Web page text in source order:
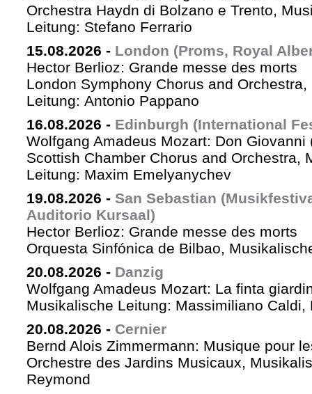
Orchestra Haydn di Bolzano e Trento,
Leitung: Stefano Ferrario
15.08.2026 - London (Proms, Royal
Hector Berlioz: Grande messe des morts
London Symphony Chorus and
Leitung: Antonio Pappano
16.08.2026 - Edinburgh (International
Wolfgang Amadeus Mozart: Don Giovanni
Scottish Chamber Chorus and Orchestra,
Leitung: Maxim Emelyanychev
19.08.2026 - San Sebastian
Auditorio Kursaal)
Hector Berlioz: Grande messe des morts
Orquesta Sinfónica de Bilbao,
20.08.2026 - Danzig
Wolfgang Amadeus Mozart: La finta
Musikalische Leitung: Massimiliano Caldi,
20.08.2026 - Cernier
Bernd Alois Zimmermann: Musique pour
Orchestre des Jardins Musicaux,
Reymond